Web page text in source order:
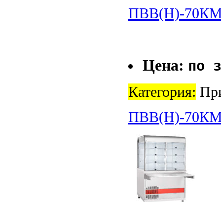
ПВВ(Н)-
Цена: по
Категория:
ПВВ(Н)-